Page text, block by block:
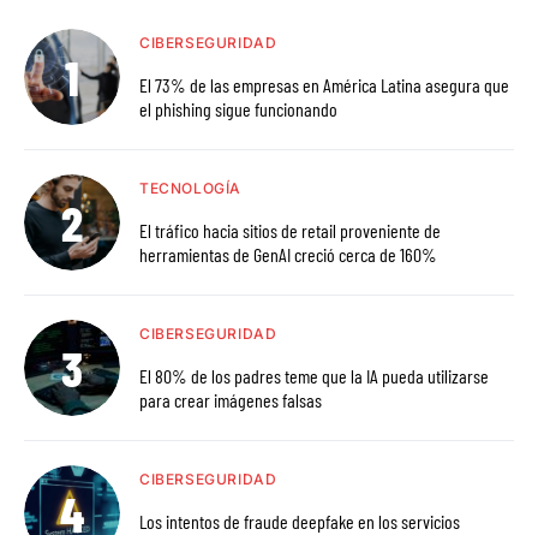
CIBERSEGURIDAD
El 73% de las empresas en América Latina asegura que
el phishing sigue funcionando
TECNOLOGÍA
El tráfico hacia sitios de retail proveniente de
herramientas de GenAI creció cerca de 160%
CIBERSEGURIDAD
El 80% de los padres teme que la IA pueda utilizarse
para crear imágenes falsas
CIBERSEGURIDAD
Los intentos de fraude deepfake en los servicios